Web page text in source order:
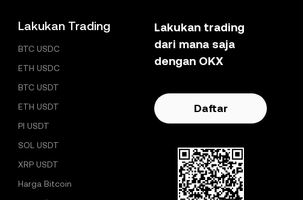
Lakukan Trading
BTC USDC
ETH USDC
BTC USDT
ETH USDT
PI USDT
SOL USDT
XRP USDT
Harga Bitcoin
Lakukan trading
dari mana saja
dengan OKX
Daftar